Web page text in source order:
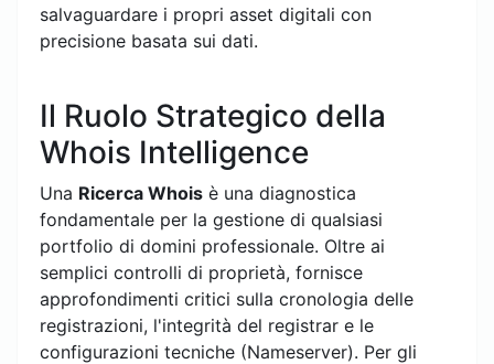
salvaguardare i propri asset digitali con
precisione basata sui dati.
Il Ruolo Strategico della
Whois Intelligence
Una Ricerca Whois è una diagnostica
fondamentale per la gestione di qualsiasi
portfolio di domini professionale. Oltre ai
semplici controlli di proprietà, fornisce
approfondimenti critici sulla cronologia delle
registrazioni, l'integrità del registrar e le
configurazioni tecniche (Nameserver). Per gli